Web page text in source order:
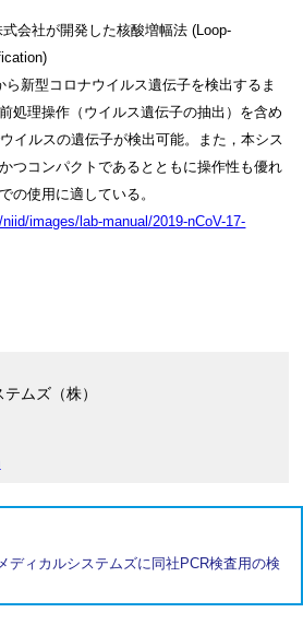
会社が開発した核酸増幅法 (Loop-
新型コロナウイルス遺伝子を検出するま
処理操作（ウイルス遺伝子の抽出）を含め
イルスの遺伝子が検出可能。また，本シス
つコンパクトであるとともに操作性も優れ
の使用に適している。
images/lab-manual/2019-nCoV-17-
ムズ（株）
ディカルシステムズに同社PCR検査用の検